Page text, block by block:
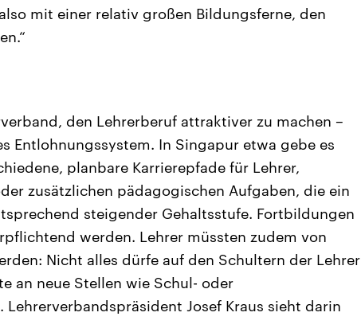
mit einer relativ großen Bildungsferne, den
den Lehrerberuf attraktiver zu machen –
Entlohnungssystem. In Singapur etwa gebe es
planbare Karrierepfade für Lehrer,
zusätzlichen pädagogischen Aufgaben, die ein
steigender Gehaltsstufe. Fortbildungen
werden. Lehrer müssten zudem von
Nicht alles dürfe auf den Schultern der Lehrer
an neue Stellen wie Schul- oder
Josef Kraus sieht darin